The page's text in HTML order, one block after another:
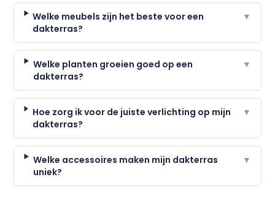
Welke meubels zijn het beste voor een
dakterras?
▼
Welke planten groeien goed op een
dakterras?
▼
Hoe zorg ik voor de juiste verlichting op mijn
dakterras?
▼
Welke accessoires maken mijn dakterras
uniek?
▼